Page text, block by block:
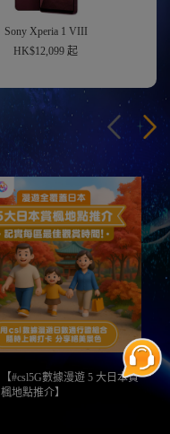
Sony Xperia 1 VIII
HK$12,099 起
【#csl5G數據漫遊 5 大日本賞
楓地點推介】